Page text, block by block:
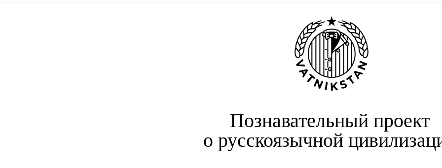
Познавательный проект
о русскоязычной